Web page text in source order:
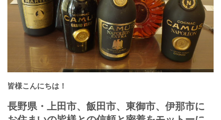
皆様こんにちは！
長野県・上田市、飯田市、東御市、伊那市に